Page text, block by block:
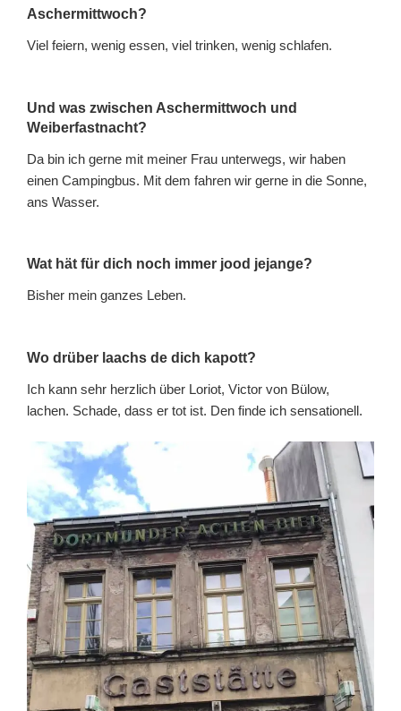
Aschermittwoch?
Viel feiern, wenig essen, viel trinken, wenig schlafen.
Und was zwischen Aschermittwoch und
Weiberfastnacht?
Da bin ich gerne mit meiner Frau unterwegs, wir haben
einen Campingbus. Mit dem fahren wir gerne in die Sonne,
ans Wasser.
Wat hät für dich noch immer jood jejange?
Bisher mein ganzes Leben.
Wo drüber laachs de dich kapott?
Ich kann sehr herzlich über Loriot, Victor von Bülow,
lachen. Schade, dass er tot ist. Den finde ich sensationell.